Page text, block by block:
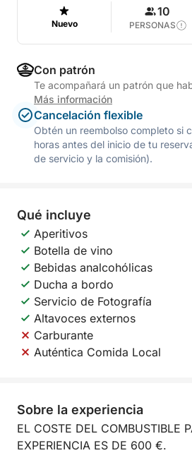
Nuevo
10
PERSONAS
Con patrón
Te acompañará un patrón que
Más información
Cancelación flexible
Obtén un reembolso completo si
horas antes del inicio de tu
de servicio y la comisión).
Qué incluye
Aperitivos
Botella de vino
Bebidas analcohólicas
Ducha a bordo
Servicio de Fotografía
Altavoces externos
Carburante
Auténtica Comida Local
Sobre la experiencia
EL COSTE DEL COMBUSTIBLE
EXPERIENCIA ES DE 600 €.